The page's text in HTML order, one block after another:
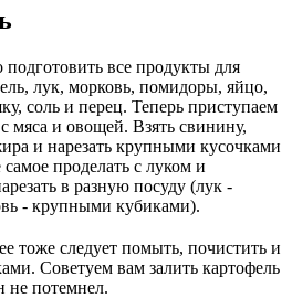
все продукты для
лук, морковь, помидоры, яйцо,
соль и перец. Теперь приступаем
с мяса и овощей. Взять свинину,
и нарезать крупными кусочками
проделать с луком и
в разную посуду (лук -
- крупными кубиками).
тоже следует помыть, почистить и
Советуем вам залить картофель
не потемнел.